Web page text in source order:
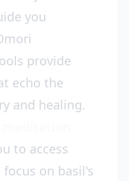
you
provide
echo the
and healing.
to access
on basil's